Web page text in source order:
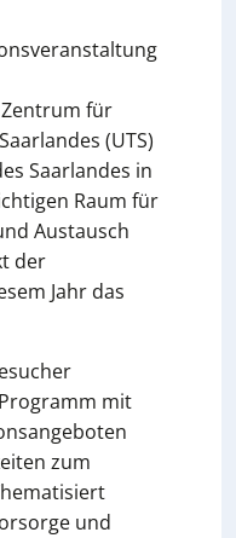
für
(UTS)
Saarlandes in
Raum für
Austausch
der
Jahr das
mit
zum
und